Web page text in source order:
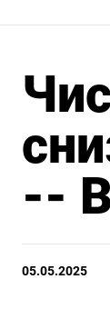
--
05.05.2025